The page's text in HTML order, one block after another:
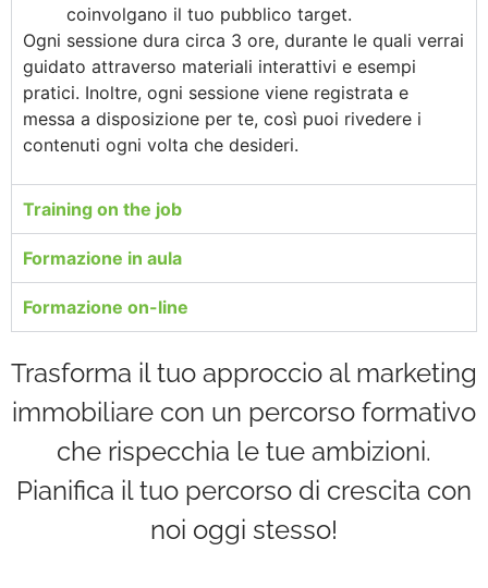
coinvolgano il tuo pubblico target.
Ogni sessione dura circa 3 ore, durante le quali verrai
guidato attraverso materiali interattivi e esempi
pratici. Inoltre, ogni sessione viene registrata e
messa a disposizione per te, così puoi rivedere i
contenuti ogni volta che desideri.
Training on the job
Formazione in aula
Formazione on-line
Trasforma il tuo approccio al marketing
immobiliare con un percorso formativo
che rispecchia le tue ambizioni.
Pianifica il tuo percorso di crescita con
noi oggi stesso!